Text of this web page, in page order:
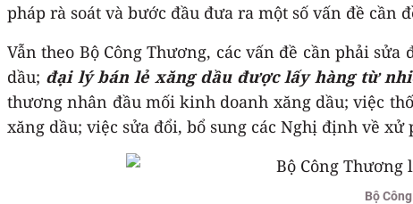
pháp rà soát và bước đầu đưa ra một số vấn đề cần
Vẫn theo Bộ Công Thương, các vấn đề cần phải sửa
dầu; đại lý bán lẻ xăng dầu được lấy hàng từ
thương nhân đầu mối kinh doanh xăng dầu; việc
xăng dầu; việc sửa đổi, bổ sung các Nghị định về xử
Bộ